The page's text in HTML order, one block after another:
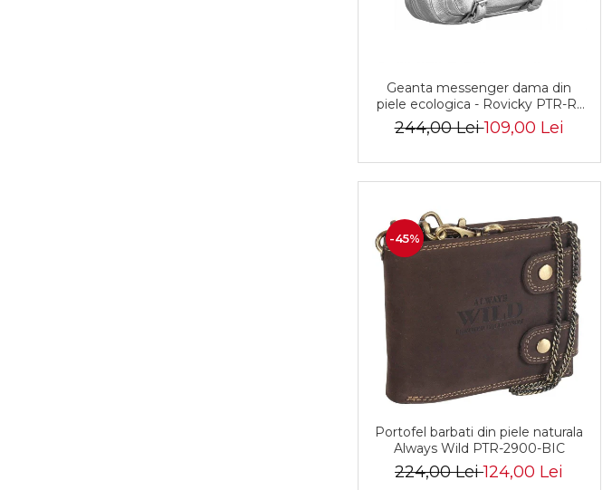
Geanta messenger dama din
piele ecologica - Rovicky PTR-R-
TOR-ALE-2-3776 SIL
244,00 Lei109,00 Lei
-45%
Portofel barbati din piele naturala
Always Wild PTR-2900-BIC
224,00 Lei124,00 Lei